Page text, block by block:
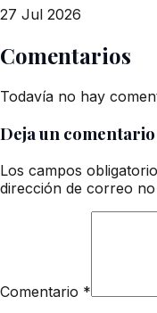
27 Jul 2026
Comentarios
Todavía no hay
Deja un comentario
Los campos
dirección de correo
Comentario *